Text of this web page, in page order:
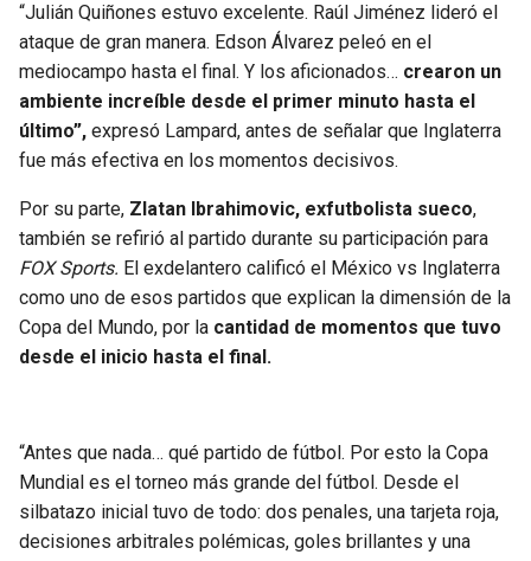
“Julián Quiñones estuvo excelente. Raúl Jiménez lideró el
ataque de gran manera. Edson Álvarez peleó en el
mediocampo hasta el final. Y los aficionados… crearon un
ambiente increíble desde el primer minuto hasta el
último”, expresó Lampard, antes de señalar que Inglaterra
fue más efectiva en los momentos decisivos.
Por su parte, Zlatan Ibrahimovic, exfutbolista sueco,
también se refirió al partido durante su participación para
FOX Sports. El exdelantero calificó el México vs Inglaterra
como uno de esos partidos que explican la dimensión de la
Copa del Mundo, por la cantidad de momentos que tuvo
desde el inicio hasta el final.
“Antes que nada… qué partido de fútbol. Por esto la Copa
Mundial es el torneo más grande del fútbol. Desde el
silbatazo inicial tuvo de todo: dos penales, una tarjeta roja,
decisiones arbitrales polémicas, goles brillantes y una